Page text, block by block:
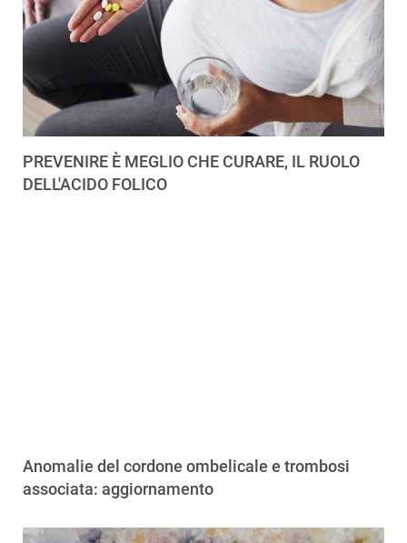
PREVENIRE È MEGLIO CHE CURARE, IL RUOLO
DELL'ACIDO FOLICO
Anomalie del cordone ombelicale e trombosi
associata: aggiornamento